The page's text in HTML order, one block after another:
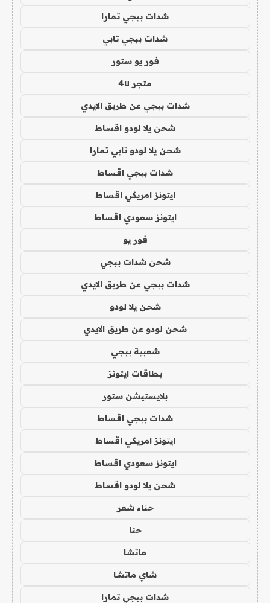
شدات ببجي تمارا
شدات ببجي تابي
فور يو ستور
متجر 4u
شدات ببجي عن طريق الايدي
شحن يلا لودو اقساط
شحن يلا لودو تابي تمارا
شدات ببجي اقساط
ايتونز امريكي اقساط
ايتونز سعودي اقساط
فور يو
شحن شدات ببجي
شدات ببجي عن طريق الايدي
شحن يلا لودو
شحن لودو عن طريق الايدي
شعبية ببجي
بطاقات ايتونز
بلايستيشن ستور
شدات ببجي اقساط
ايتونز امريكي اقساط
ايتونز سعودي اقساط
شحن يلا لودو اقساط
حناء شعر
حنا
ماتشا
شاي ماتشا
شدات ببجي تمارا